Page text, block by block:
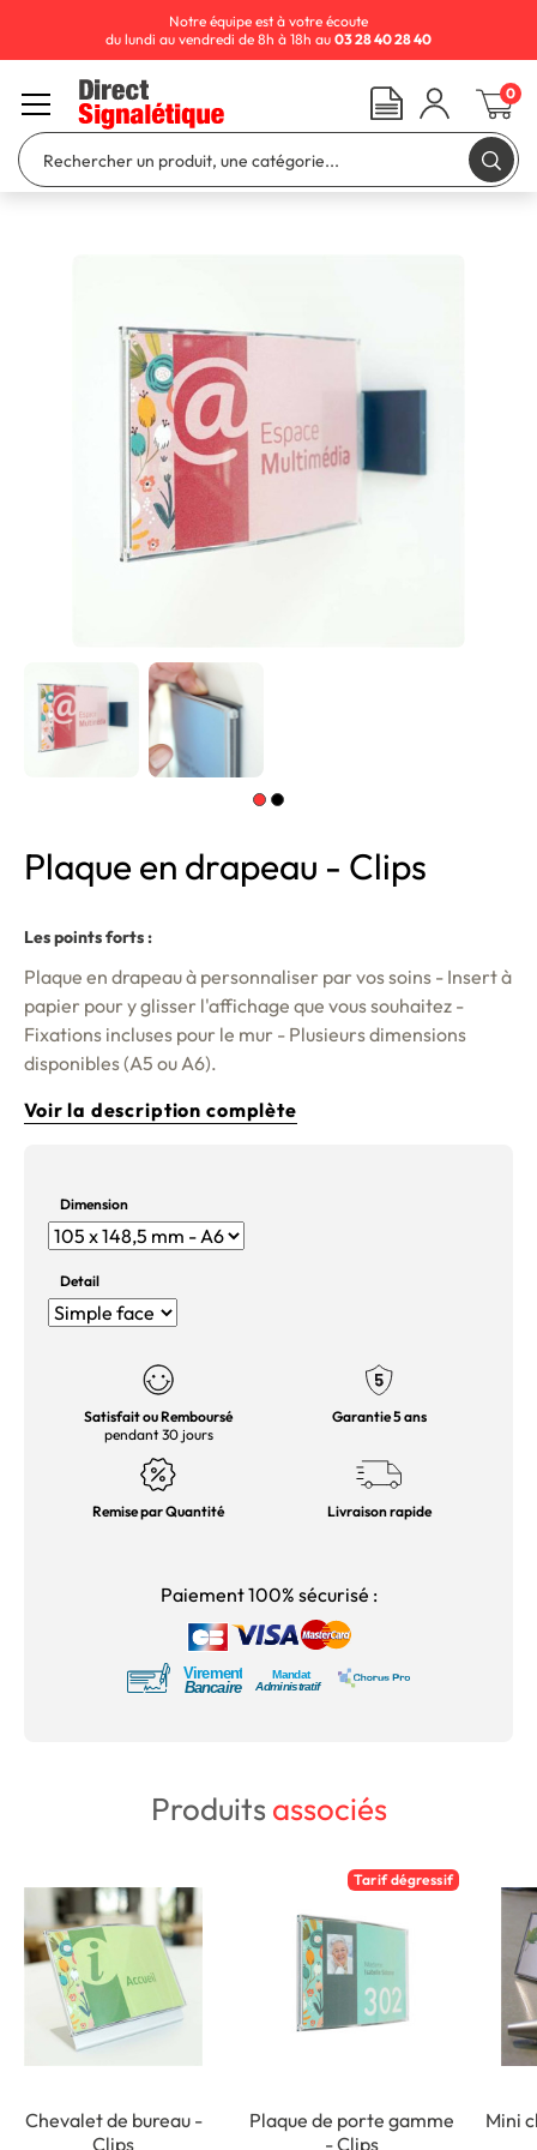
Plaque en drapeau - Clips
Les points forts :
Plaque en drapeau à personnaliser par vos soins - Insert à
papier pour y glisser l'affichage que vous souhaitez -
Fixations incluses pour le mur - Plusieurs dimensions
disponibles (A5 ou A6).
Voir la description complète
Dimension
Detail
Satisfait ou Remboursé
pendant 30 jours
Garantie 5 ans
Remise par Quantité Livraison rapide
Paiement 100% sécurisé :
Produitsassociés
Chevalet de bureau -
Clips
Tarif dégressif
Plaque de porte gamme
- Clips
Mini
Notre équipe est à votre écoute
du lundi au vendredi de 8h à 18h au 03 28 40 28 40
0